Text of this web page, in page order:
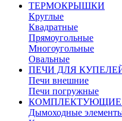
ТЕРМОКРЫШКИ
Круглые
Квадратные
Прямоугольные
Многоугольные
Овальные
ПЕЧИ ДЛЯ
Печи внешние
Печи погружные
КОМПЛЕКТУЮЩИЕ
Дымоходные